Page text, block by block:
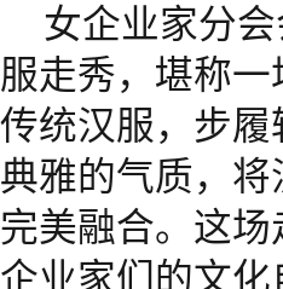
女企业家分
服走秀，堪称
传统汉服，步
典雅的气质，
完美融合。这
企业家们的文